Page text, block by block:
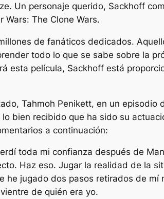
Un personaje querido, Sackhoff
Wars: The Clone Wars.
de fanáticos dedicados.
todo lo que se sabe sobre la
esta película, Sackhoff está
Tahmoh Penikett, en un episodio
bien recibido que ha sido su
a continuación:
toda mi confianza después de
Haz eso. Jugar la realidad de la
he jugado dos pasos retirados de
de quién era yo.